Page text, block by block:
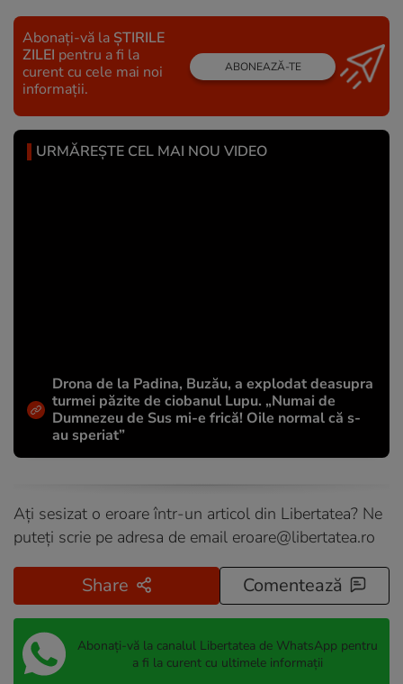
Abonați-vă la ȘTIRILE
ZILEI pentru a fi la
curent cu cele mai noi
informații.
ABONEAZĂ-TE
URMĂREȘTE CEL MAI NOU VIDEO
Drona de la Padina, Buzău, a explodat deasupra
turmei păzite de ciobanul Lupu. „Numai de
Dumnezeu de Sus mi-e frică! Oile normal că s-
au speriat”
Ați sesizat o eroare într-un articol din Libertatea? Ne
puteți scrie pe adresa de email eroare@libertatea.ro
Share Comentează
Abonați-vă la canalul Libertatea de WhatsApp pentru
a fi la curent cu ultimele informații